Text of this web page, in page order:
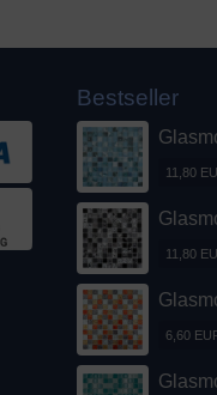
Bestseller
11,80
11,80
6,60